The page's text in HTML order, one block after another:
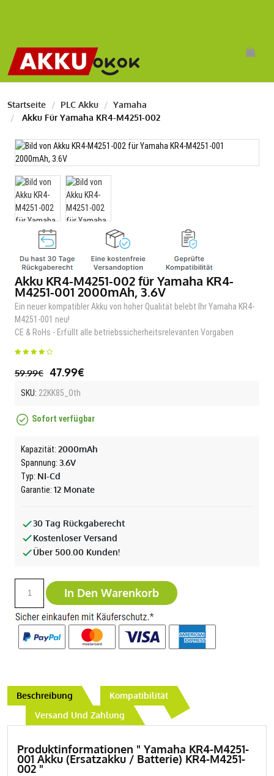
Startseite PLC Akku
Yamaha
Akku Für Yamaha KR4-M4251-002
Akku KR4-M4251-002 für Yamaha KR4-
M4251-001 2000mAh, 3.6V
Ein neuer kompatibler Akku von hoher Qualität belebt Ihr Yamaha KR4-
M4251-001 neu!
CE & RoHs - Erfüllt alle betriebssicherheitsrelevanten Vorgaben
59.99€ 47.99€
SKU: 22KK85_Oth
Sofort verfügbar
Kapazität: 2000mAh
Spannung: 3.6V
Typ: NI-Cd
Garantie: 12 Monate
30 Tag Rückgaberecht
Kostenloser Versand
Über 500.00 Kunden!
In Den Warenkorb
Beschreibung
Kompatibilität
Versand Und Zahlung
Produktinformationen " Yamaha KR4-M4251-
001 Akku (Ersatzakku / Batterie) KR4-M4251-
002 "